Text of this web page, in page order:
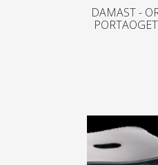
DAMAST -